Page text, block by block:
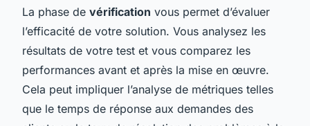
La phase de vérification vous permet d’évaluer
l’efficacité de votre solution. Vous analysez les
résultats de votre test et vous comparez les
performances avant et après la mise en œuvre.
Cela peut impliquer l’analyse de métriques telles
que le temps de réponse aux demandes des